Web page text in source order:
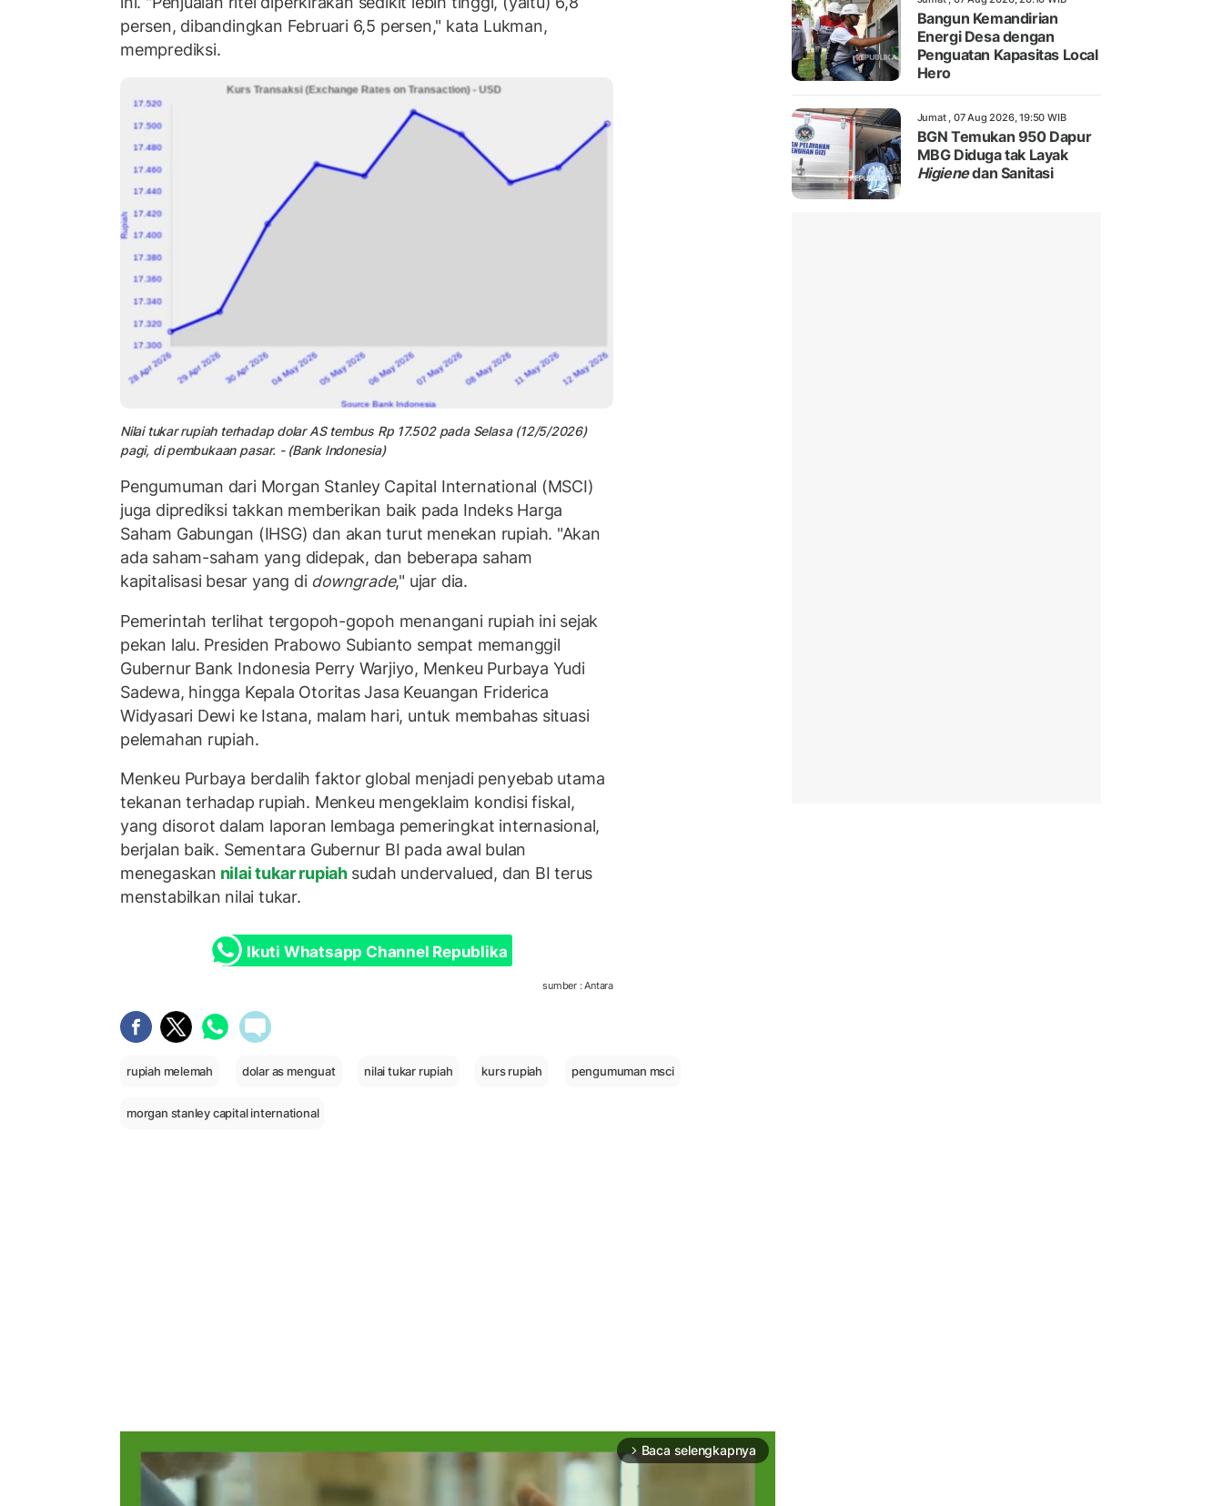
persen, dibandingkan Februari 6,5 persen," kata Lukman,
memprediksi.
Nilai tukar rupiah terhadap dolar AS tembus Rp 17.502 pada Selasa (12/5/2026)
pagi, di pembukaan pasar. - (Bank Indonesia)
Pengumuman dari Morgan Stanley Capital International (MSCI)
juga diprediksi takkan memberikan baik pada Indeks Harga
Saham Gabungan (IHSG) dan akan turut menekan rupiah. "Akan
ada saham-saham yang didepak, dan beberapa saham
kapitalisasi besar yang di downgrade," ujar dia.
Pemerintah terlihat tergopoh-gopoh menangani rupiah ini sejak
pekan lalu. Presiden Prabowo Subianto sempat memanggil
Gubernur Bank Indonesia Perry Warjiyo, Menkeu Purbaya Yudi
Sadewa, hingga Kepala Otoritas Jasa Keuangan Friderica
Widyasari Dewi ke Istana, malam hari, untuk membahas situasi
pelemahan rupiah.
Menkeu Purbaya berdalih faktor global menjadi penyebab utama
tekanan terhadap rupiah. Menkeu mengeklaim kondisi fiskal,
yang disorot dalam laporan lembaga pemeringkat internasional,
berjalan baik. Sementara Gubernur BI pada awal bulan
menegaskan nilai tukar rupiah sudah undervalued, dan BI terus
menstabilkan nilai tukar.
Ikuti Whatsapp Channel Republika
sumber : Antara
rupiah melemah dolar as menguat nilai tukar rupiah kurs rupiah pengumuman msci
morgan stanley capital international
arrow_forward_ios Baca selengkapnya
Bangun Kemandirian
Energi Desa dengan
Penguatan Kapasitas Local
Hero
Jumat , 07 Aug 2026, 19:50 WIB
BGN Temukan 950 Dapur
MBG Diduga tak Layak
Higienedan Sanitasi